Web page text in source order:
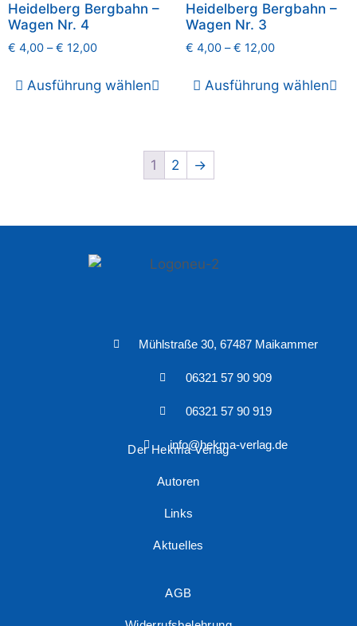
Heidelberg Bergbahn –
Wagen Nr. 4
€ 4,00 –€ 12,00
Ausführung wählen
Heidelberg Bergbahn –
Wagen Nr. 3
€ 4,00–€ 12,00
Ausführung wählen
1 2 →
Mühlstraße 30, 67487 Maikammer
06321 57 90 909
06321 57 90 919
info@hekma-verlag.de
Der Hekma Verlag
Autoren
Links
Aktuelles
AGB